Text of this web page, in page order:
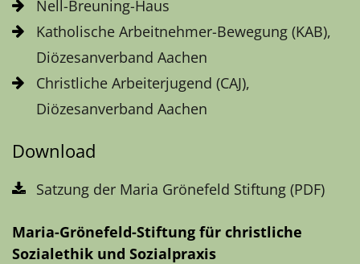
Nell-Breuning-Haus
Katholische Arbeitnehmer-Bewegung (KAB),
Diözesanverband Aachen
Christliche Arbeiterjugend (CAJ),
Diözesanverband Aachen
Download
Satzung der Maria Grönefeld Stiftung (PDF)
Maria-Grönefeld-Stiftung für christliche
Sozialethik und Sozialpraxis